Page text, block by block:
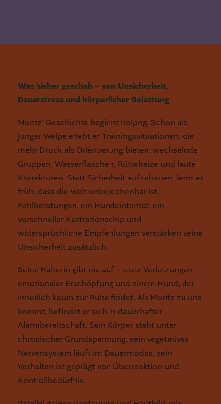
Was bisher geschah – von Unsicherheit,
Dauerstress und körperlicher Belastung
Moritz’ Geschichte beginnt holprig. Schon als
junger Welpe erlebt er Trainingssituationen, die
mehr Druck als Orientierung bieten: wechselnde
Gruppen, Wasserflaschen, Rüttelreize und laute
Korrekturen. Statt Sicherheit aufzubauen, lernt er
früh, dass die Welt unberechenbar ist.
Fehlberatungen, ein Hundeinternat, ein
vorschneller Kastrationschip und
widersprüchliche Empfehlungen verstärken seine
Unsicherheit zusätzlich.
Seine Halterin gibt nie auf – trotz Verletzungen,
emotionaler Erschöpfung und einem Hund, der
innerlich kaum zur Ruhe findet. Als Moritz zu uns
kommt, befindet er sich in dauerhafter
Alarmbereitschaft. Sein Körper steht unter
chronischer Grundspannung, sein vegetatives
Nervensystem läuft im Dauermodus, sein
Verhalten ist geprägt von Überreaktion und
Kontrollbedürfnis.